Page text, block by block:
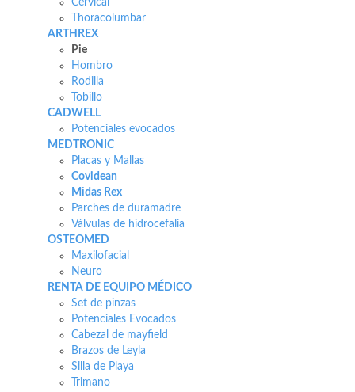
Cervical
Thoracolumbar
ARTHREX
Pie
Hombro
Rodilla
Tobillo
CADWELL
Potenciales evocados
MEDTRONIC
Placas y Mallas
Covidean
Midas Rex
Parches de duramadre
Válvulas de hidrocefalia
OSTEOMED
Maxilofacial
Neuro
RENTA DE EQUIPO MÉDICO
Set de pinzas
Potenciales Evocados
Cabezal de mayfield
Brazos de Leyla
Silla de Playa
Trimano